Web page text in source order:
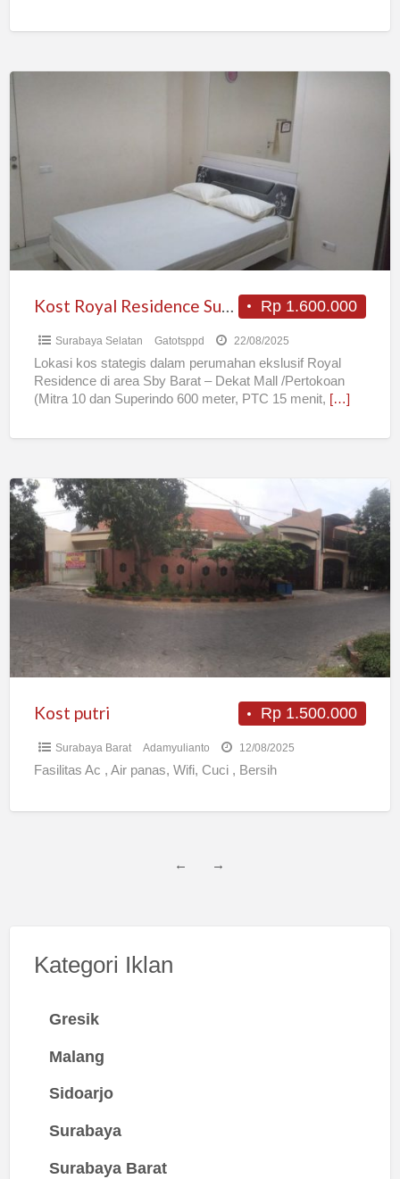
Royal
Surabaya
Barat
Rp 1.600.000
Kost Royal Residence Surabaya Barat
Surabaya Selatan Gatotsppd 22/08/2025
Lokasi kos stategis dalam perumahan ekslusif Royal
Residence di area Sby Barat – Dekat Mall /Pertokoan
(Mitra 10 dan Superindo 600 meter, PTC 15 menit, […]
Kost
putri
Rp 1.500.000
Kost putri
Surabaya Barat Adamyulianto 12/08/2025
Fasilitas Ac , Air panas, Wifi, Cuci , Bersih
← →
Kategori Iklan
Gresik
Malang
Sidoarjo
Surabaya
Surabaya Barat